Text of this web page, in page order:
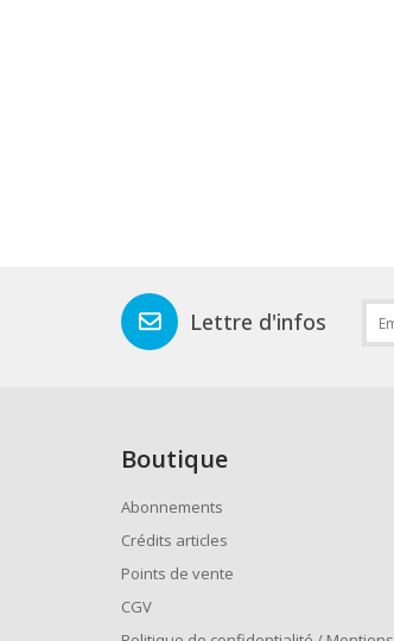
Lettre d'infos
Boutique
Abonnements
Crédits articles
Points de vente
CGV